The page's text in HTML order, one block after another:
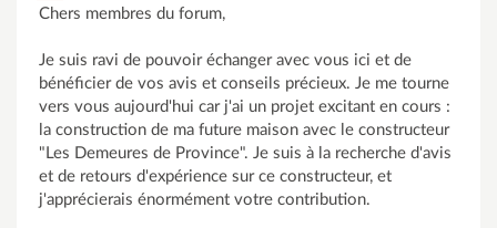
Chers membres du forum,
Je suis ravi de pouvoir échanger avec vous ici et de
bénéficier de vos avis et conseils précieux. Je me tourne
vers vous aujourd'hui car j'ai un projet excitant en cours :
la construction de ma future maison avec le constructeur
"Les Demeures de Province". Je suis à la recherche d'avis
et de retours d'expérience sur ce constructeur, et
j'apprécierais énormément votre contribution.